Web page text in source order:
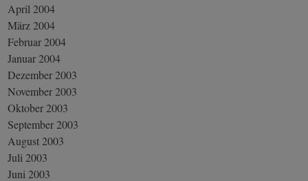
April 2004
März 2004
Februar 2004
Januar 2004
Dezember 2003
November 2003
Oktober 2003
September 2003
August 2003
Juli 2003
Juni 2003